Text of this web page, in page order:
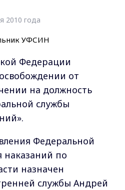
2010 года
Федерации
от
на должность
службы
Федеральной
наказаний по
назначен
службы Андрей